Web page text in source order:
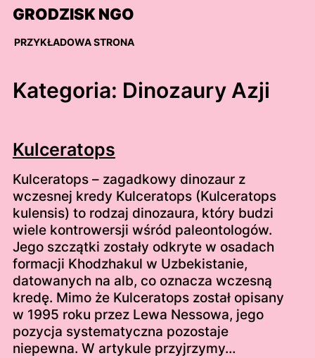
Skip
content
GRODZISK NGO
PRZYKŁADOWA STRONA
Kategoria: Dinozaury Azji
Kulceratops
Kulceratops – zagadkowy dinozaur z
wczesnej kredy Kulceratops (Kulceratops
kulensis) to rodzaj dinozaura, który budzi
wiele kontrowersji wśród paleontologów.
Jego szczątki zostały odkryte w osadach
formacji Khodzhakul w Uzbekistanie,
datowanych na alb, co oznacza wczesną
kredę. Mimo że Kulceratops został opisany
w 1995 roku przez Lewa Nessowa, jego
pozycja systematyczna pozostaje
niepewna. W artykule przyjrzymy…